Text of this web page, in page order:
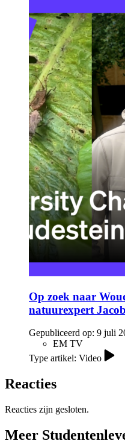
Op zoek naar
natuurexpert
Gepubliceerd op: 9 juli
EM TV
Type artikel: Video
Reacties
Reacties zijn gesloten.
Meer